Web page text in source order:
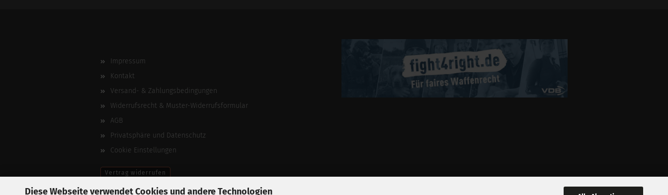
Diese Webseite verwendet Cookies und andere Technologien
Impressum
Kontakt
Versand- & Zahlungsbedingungen
Widerrufsrecht & Muster-Widerrufsformular
AGB
Privatsphäre und Datenschutz
Cookie Einstellungen
Vertrag widerrufen